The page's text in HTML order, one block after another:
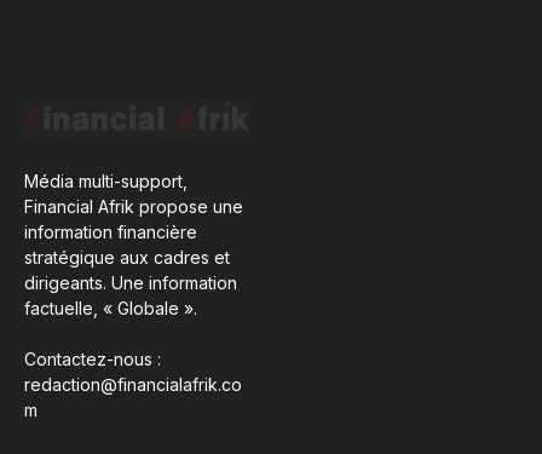
Média multi-support,
Financial Afrik propose une
information financière
stratégique aux cadres et
dirigeants. Une information
factuelle, « Globale ».
Contactez-nous :
redaction@financialafrik.co
m